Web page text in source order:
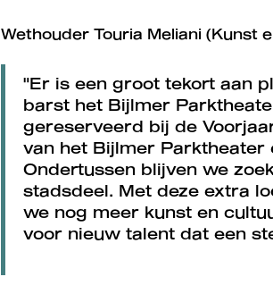
Wethouder Touria Meliani (Kunst
"Er is een groot tekort aan
barst het Bijlmer
gereserveerd bij de
van het Bijlmer Parktheater
Ondertussen blijven we
stadsdeel. Met deze extra
we nog meer kunst en
voor nieuw talent dat een